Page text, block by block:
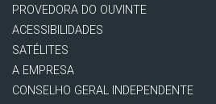
PROVEDORA DO OUVINTE
ACESSIBILIDADES
SATÉLITES
A EMPRESA
CONSELHO GERAL INDEPENDENTE